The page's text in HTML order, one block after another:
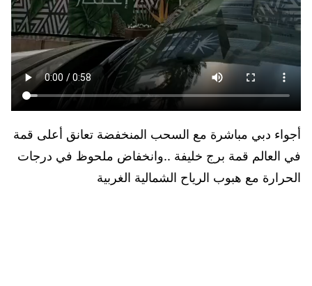
أجواء دبي مباشرة مع السحب المنخفضة تعانق أعلى قمة
في العالم قمة برج خليفة ..وانخفاض ملحوظ في درجات
الحرارة مع هبوب الرياح الشمالية الغربية